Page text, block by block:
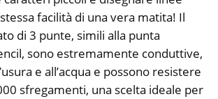
facilità di una vera matita! Il
di 3 punte, simili alla punta
sono estremamente conduttive,
e all’acqua e possono resistere
sfregamenti, una scelta ideale per